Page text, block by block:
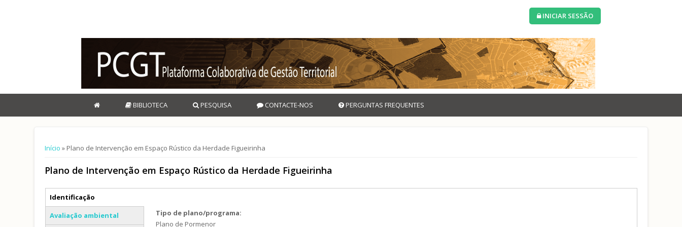
INICIAR SESSÃO
BIBLIOTECA PESQUISA CONTACTE-NOS PERGUNTAS FREQUENTES
Está aqui
Início » Plano de Intervenção em Espaço Rústico da Herdade Figueirinha
Plano de Intervenção em Espaço Rústico da Herdade Figueirinha
Separadores verticais
Identificação
(separador ativo)
Avaliação ambiental
Tipo de plano/programa:
Plano de Pormenor